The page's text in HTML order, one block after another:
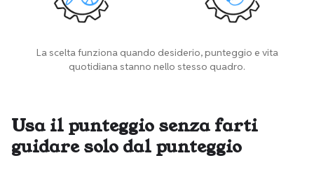
La scelta funziona quando desiderio, punteggio e vita
quotidiana stanno nello stesso quadro.
Usa il punteggio senza farti
guidare solo dal punteggio